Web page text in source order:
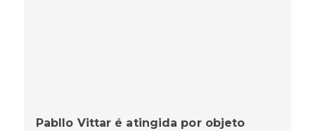
Pabllo Vittar é atingida por objeto